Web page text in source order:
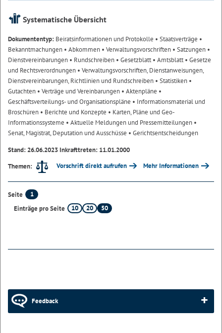
Systematische Übersicht
Dokumententyp: Beiratsinformationen und Protokolle • Staatsverträge •
Bekanntmachungen • Abkommen • Verwaltungsvorschriften • Satzungen •
Dienstvereinbarungen • Rundschreiben • Gesetzblatt• Amtsblatt• Gesetze
und Rechtsverordnungen • Verwaltungsvorschriften, Dienstanweisungen,
Dienstvereinbarungen, Richtlinien und Rundschreiben • Statistiken •
Gutachten • Verträge und Vereinbarungen • Aktenpläne •
Geschäftsverteilungs- und Organisationspläne • Informationsmaterial und
Broschüren • Berichte und Konzepte • Karten, Pläne und Geo-
Informationssysteme • Aktuelle Meldungen und Pressemitteilungen •
Senat, Magistrat, Deputation und Ausschüsse • Gerichtsentscheidungen
Stand: 26.06.2023 Inkrafttreten: 11.01.2000
Themen:
Vorschrift direkt aufrufen Mehr Informationen
Seite
1
Einträge pro Seite
10 20 50
Feedback